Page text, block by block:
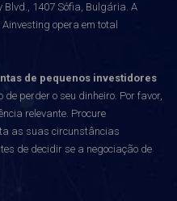
1407 Sófia, Bulgária. A
opera em total
de pequenos investidores
de perder o seu dinheiro. Por favor,
relevante. Procure
as suas circunstâncias
de decidir se a negociação de